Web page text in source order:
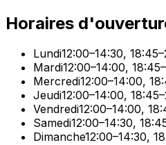
Horaires
Lundi12:00–14:30,
Mardi12:00–14:00,
Mercredi12:00–14:00,
Jeudi12:00–14:00,
Vendredi12:00–14:00,
Samedi12:00–14:30,
Dimanche12:00–14:30,